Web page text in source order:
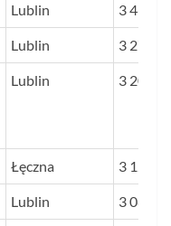
Lublin 3 460
Lublin 3 273
Lublin 3 203
Łęczna 3 128
Lublin 3 088